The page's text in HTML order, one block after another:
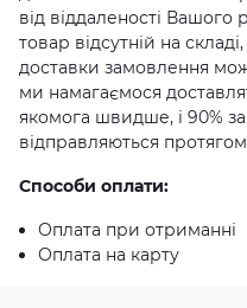
від віддаленості
товар відсутній на
доставки замовлення
ми намагаємося
якомога швидше, і 90%
відправляються протягом
Способи оплати:
Оплата при отриманні
Оплата на карту